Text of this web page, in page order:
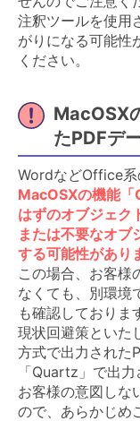
注釈ツールを使用
がりになる可能性
ください。
MacOSX
たPDFデ
WordなどOffice系
MacOSXの機能
はずのオブジェク
または不要なオブ
する可能性があり
この場合、お客様
なくても、別環境
も確認しておりま
現状回避策といた
方式で出力された
「Quartz」で出
お客様の意図しな
ので、あらかじめ